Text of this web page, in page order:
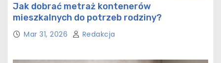
Jak dobrać metraż kontenerów
mieszkalnych do potrzeb rodziny?
Mar 31, 2026 Redakcja